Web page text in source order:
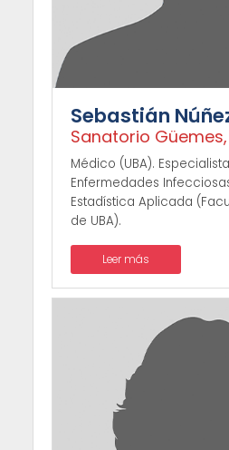
Sebastián
Sanatorio
Médico (UBA).
Enfermedades
Estadística Aplicada
de UBA).
Leer más